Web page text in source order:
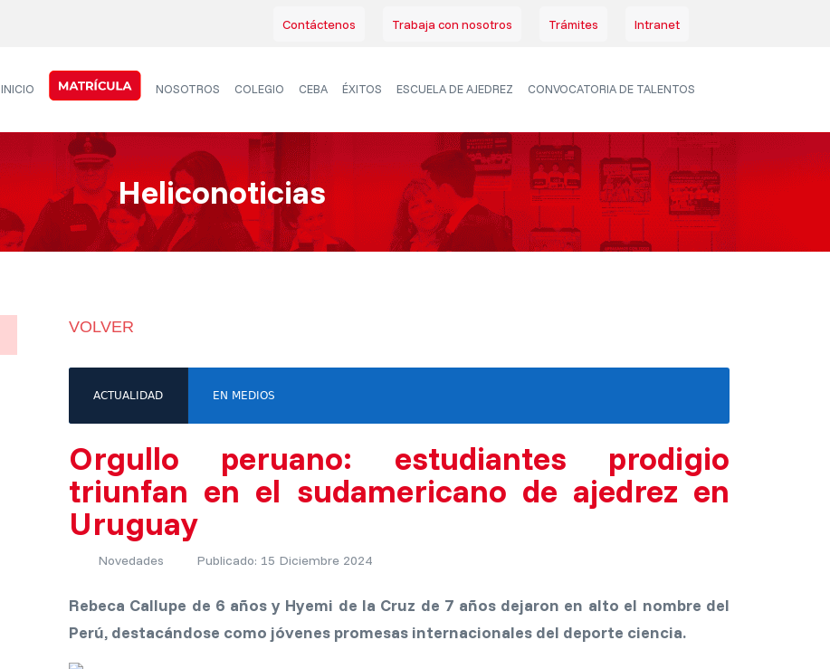
Contáctenos Trabaja con nosotros Trámites Intranet
INICIO NOSOTROS COLEGIO CEBA ÉXITOS ESCUELA DE AJEDREZ CONVOCATORIA DE TALENTOS
Heliconoticias
VOLVER
ACTUALIDAD EN MEDIOS
Orgullo peruano: estudiantes prodigio
triunfan en el sudamericano de ajedrez en
Uruguay
Novedades Publicado: 15 Diciembre 2024
Rebeca Callupe de 6 años y Hyemi de la Cruz de 7 años dejaron en alto el nombre del
Perú, destacándose como jóvenes promesas internacionales del deporte ciencia.